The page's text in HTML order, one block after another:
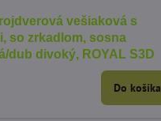
vešiaková s
so zrkadlom, sosna
dub divoký, ROYAL S3D
Do košíka